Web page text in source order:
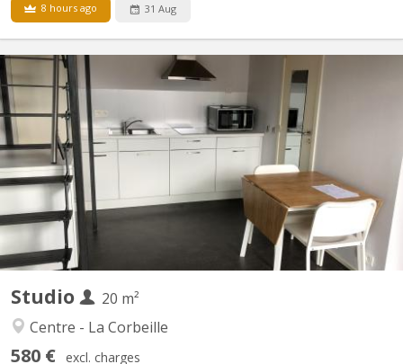
8 hours ago 31 Aug
Studio
20 m²
Centre - La Corbeille
580 € excl. charges
Studio pour étudiant(e) au 1er étage dans un immeuble de kots
étudiants Un cadre parfait pour étudier, vivre confortablement et
profiter d’un environnement dynamique. Pièce de vie lumineuse
avec espace nuit en mezzanine, cuisine équipée et salle de
douche avec toilette. Espace à vivre agréablement...